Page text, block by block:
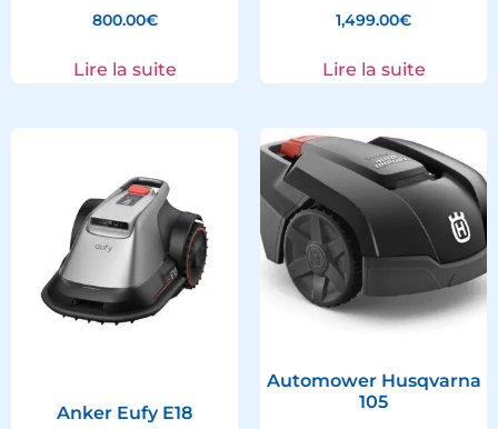
800.00€
Lire la suite
1,499.00€
Lire la suite
Anker Eufy E18
Automower Husqvarna
105